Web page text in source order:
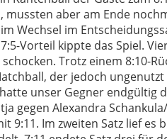
mussten aber am Ende
Wechsel im
Vorteil kippte das Spiel.
Trotz einem 8:10-
der jedoch
unser Gegner endgültig
gegen Alexandra
9:11. Im zweiten Satz lief es